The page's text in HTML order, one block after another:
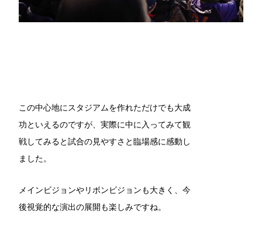
この中心地にスタジアムを作れただけでも大成
功といえるのですが、実際に中に入ってみて観
戦してみると試合の見やすさと臨場感に感動し
ました。
メインビジョンやリボンビジョンも大きく、今
後視覚的な演出の展開も楽しみですね。